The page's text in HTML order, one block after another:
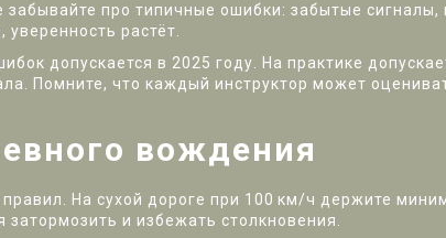
про типичные ошибки: забытые сигналы,
растёт.
допускается в 2025 году. На практике
Помните, что каждый инструктор может
вождения
На сухой дороге при 100 км/ч держите
и избежать столкновения.